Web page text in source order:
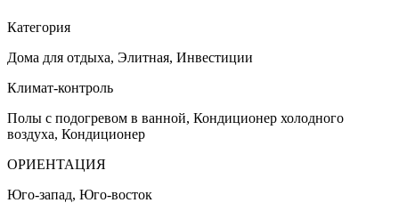
Категория
Дома для отдыха, Элитная, Инвестиции
Климат-контроль
Полы с подогревом в ванной, Кондиционер холодного
воздуха, Кондиционер
ОРИЕНТАЦИЯ
Юго-запад, Юго-восток